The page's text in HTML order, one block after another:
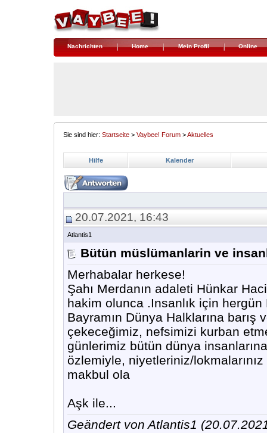
Nachrichten Home Mein Profil Online
Sie sind hier: Startseite > Vaybee! Forum >Aktuelles
Hilfe Kalender
20.07.2021, 16:43
Atlantis1
Bütün müslümanlarin ve
Merhabalar herkese!
Şahı Merdanın adaleti Hünkar
hakim olunca .Insanlık için hergün
Bayramın Dünya Halklarına
çekeceğimiz, nefsimizi kurban
günlerimiz bütün dünya
özlemiyle, niyetleriniz/
makbul ola
Aşk ile...
Geändert von Atlantis1